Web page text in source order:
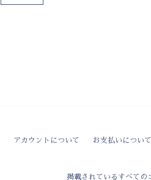
アカウントについて お支払いについて
掲載されているすべての